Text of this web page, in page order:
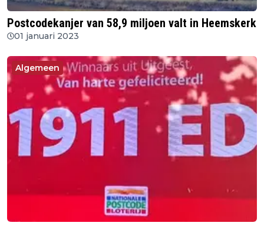
Postcodekanjer van 58,9 miljoen valt in Heemskerk
01 januari 2023
Algemeen